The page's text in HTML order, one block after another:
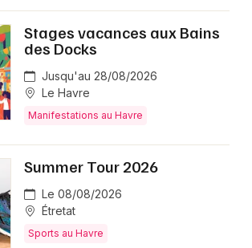
Stages vacances aux Bains
des Docks
Jusqu'au 28/08/2026
Le Havre
Manifestations au Havre
Summer Tour 2026
Le 08/08/2026
Étretat
Sports au Havre